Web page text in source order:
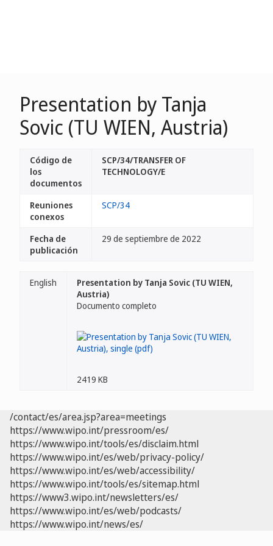
Presentation by Tanja
Sovic (TU WIEN, Austria)
Código de
los
documentos
SCP/34/TRANSFER OF
TECHNOLOGY/E
Reuniones
conexos
SCP/34
Fecha de
publicación
29 de septiembre de 2022
English
Presentation by Tanja Sovic (TU WIEN,
Austria)
Documento completo
2419 KB
/contact/es/area.jsp?area=meetings
https://www.wipo.int/pressroom/es/
https://www.wipo.int/tools/es/disclaim.html
https://www.wipo.int/es/web/privacy-policy/
https://www.wipo.int/es/web/accessibility/
https://www.wipo.int/tools/es/sitemap.html
https://www3.wipo.int/newsletters/es/
https://www.wipo.int/es/web/podcasts/
https://www.wipo.int/news/es/